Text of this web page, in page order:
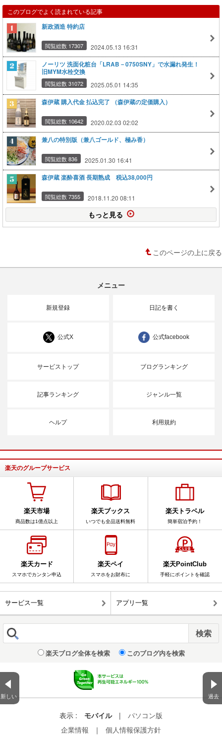
新しい 過去
このブログでよく読まれている記事
新政酒造 特約店
閲覧総数 17307 2024.05.13 16:31
ノーリツ 洗面化粧台「LRAB－0750SNY」で水漏れ発生！
旧MYM水栓交換
閲覧総数 31072 2025.05.01 14:35
森伊蔵 購入代金 払込完了 （森伊蔵の定価購入）
閲覧総数 10642 2020.02.03 02:02
兼八の特別版（兼八ゴールド、極み香）
閲覧総数 836 2025.01.30 16:41
森伊蔵 楽酔喜酒 長期熟成 税込38,000円
閲覧総数 7355 2018.11.20 08:11
もっと見る
このページの上に戻る
メニュー
新規登録 日記を書く
公式X 公式facebook
サービストップ ブログランキング
記事ランキング ジャンル一覧
ヘルプ 利用規約
楽天のグループサービス
楽天市場
商品数は1億点以上
楽天ブックス
いつでも全品送料無料
楽天トラベル
簡単宿泊予約！
楽天カード
スマホでカンタン申込
楽天ペイ
スマホをお財布に
楽天PointClub
手軽にポイントを確認
サービス一覧 アプリ一覧
楽天ブログ全体を検索 このブログ内を検索
表示 : モバイル |
パソコン版
企業情報
｜ 個人情報保護方針